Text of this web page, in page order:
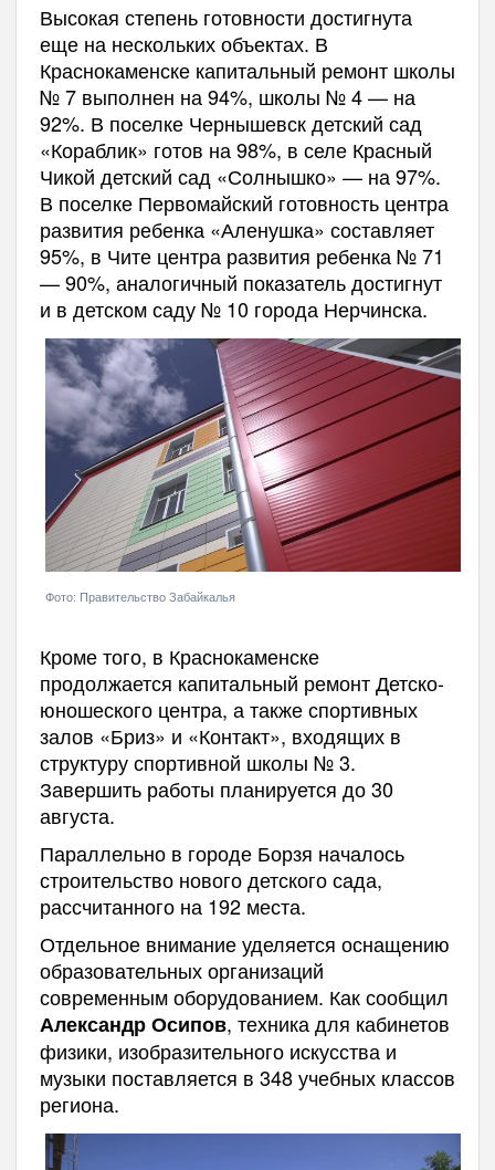
Высокая степень готовности достигнута
еще на нескольких объектах. В
Краснокаменске капитальный ремонт школы
№ 7 выполнен на 94%, школы № 4 — на
92%. В поселке Чернышевск детский сад
«Кораблик» готов на 98%, в селе Красный
Чикой детский сад «Солнышко» — на 97%.
В поселке Первомайский готовность центра
развития ребенка «Аленушка» составляет
95%, в Чите центра развития ребенка № 71
— 90%, аналогичный показатель достигнут
и в детском саду № 10 города Нерчинска.
Фото: Правительство Забайкалья
Кроме того, в Краснокаменске
продолжается капитальный ремонт Детско-
юношеского центра, а также спортивных
залов «Бриз» и «Контакт», входящих в
структуру спортивной школы № 3.
Завершить работы планируется до 30
августа.
Параллельно в городе Борзя началось
строительство нового детского сада,
рассчитанного на 192 места.
Отдельное внимание уделяется оснащению
образовательных организаций
современным оборудованием. Как сообщил
Александр Осипов, техника для кабинетов
физики, изобразительного искусства и
музыки поставляется в 348 учебных классов
региона.